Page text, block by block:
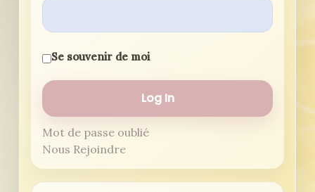
Se souvenir de moi
Mot de passe oublié
Nous Rejoindre